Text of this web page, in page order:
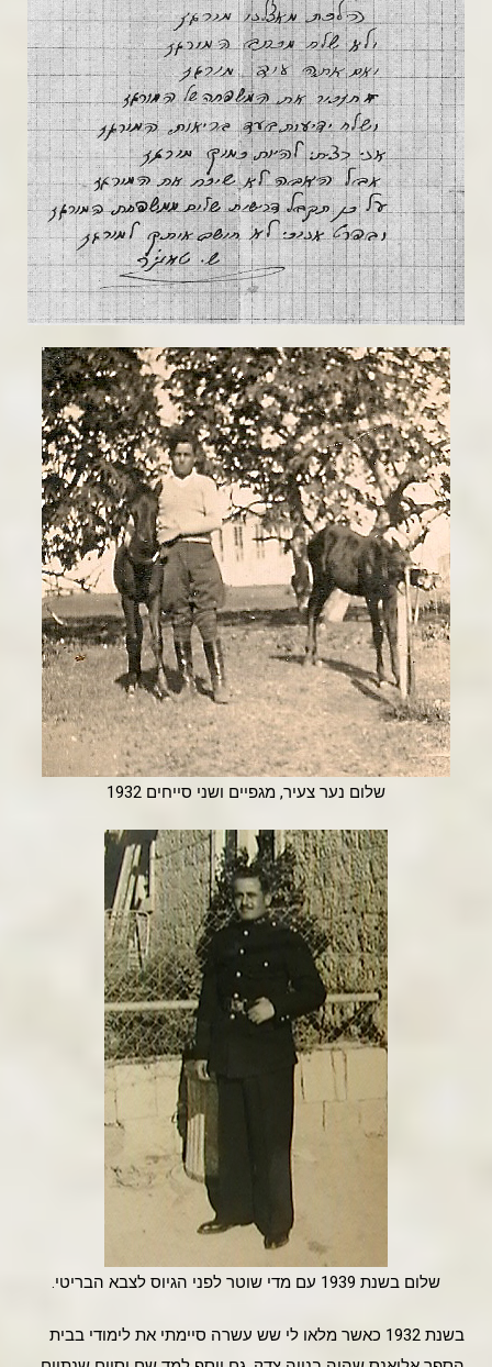
שלום נער צעיר, מגפיים ושני סייחים 1932
שלום בשנת 1939 עם מדי שוטר לפני הגיוס לצבא הבריטי.
בשנת 1932 כאשר מלאו לי שש עשרה סיימתי את לימודי בבית